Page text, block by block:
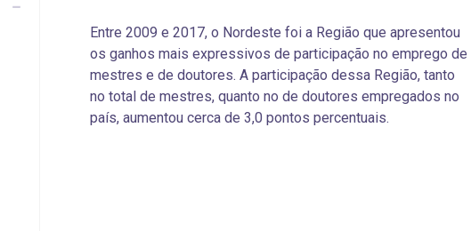
Entre 2009 e 2017, o Nordeste foi a Região que apresentou
os ganhos mais expressivos de participação no emprego de
mestres e de doutores. A participação dessa Região, tanto
no total de mestres, quanto no de doutores empregados no
país, aumentou cerca de 3,0 pontos percentuais.